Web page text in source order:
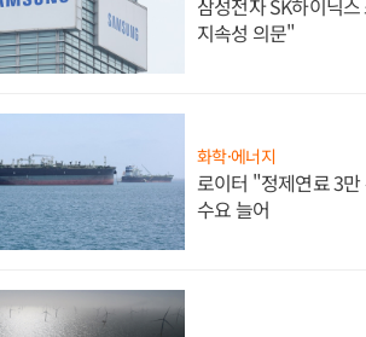
지속성 의문"
화학·에너지
로이터 "정제연료 3
수요 늘어